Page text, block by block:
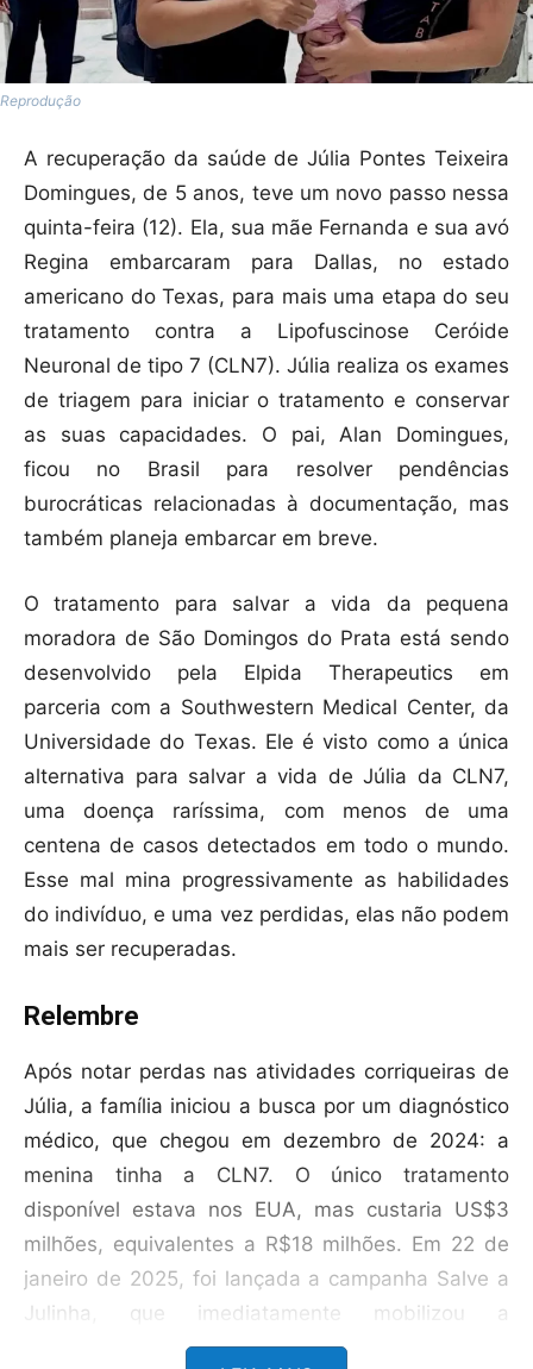
Reprodução
A recuperação da saúde de Júlia Pontes Teixeira
Domingues, de 5 anos, teve um novo passo nessa
quinta-feira (12). Ela, sua mãe Fernanda e sua avó
Regina embarcaram para Dallas, no estado
americano do Texas, para mais uma etapa do seu
tratamento contra a Lipofuscinose Ceróide
Neuronal de tipo 7 (CLN7). Júlia realiza os exames
de triagem para iniciar o tratamento e conservar
as suas capacidades. O pai, Alan Domingues,
ficou no Brasil para resolver pendências
burocráticas relacionadas à documentação, mas
também planeja embarcar em breve.
O tratamento para salvar a vida da pequena
moradora de São Domingos do Prata está sendo
desenvolvido pela Elpida Therapeutics em
parceria com a Southwestern Medical Center, da
Universidade do Texas. Ele é visto como a única
alternativa para salvar a vida de Júlia da CLN7,
uma doença raríssima, com menos de uma
centena de casos detectados em todo o mundo.
Esse mal mina progressivamente as habilidades
do indivíduo, e uma vez perdidas, elas não podem
mais ser recuperadas.
Relembre
Após notar perdas nas atividades corriqueiras de
Júlia, a família iniciou a busca por um diagnóstico
médico, que chegou em dezembro de 2024: a
menina tinha a CLN7. O único tratamento
disponível estava nos EUA, mas custaria US$3
milhões, equivalentes a R$18 milhões. Em 22 de
janeiro de 2025, foi lançada a campanha Salve a
Julinha, que imediatamente mobilizou a
comunidade do Médio Piracicaba para amealhar o